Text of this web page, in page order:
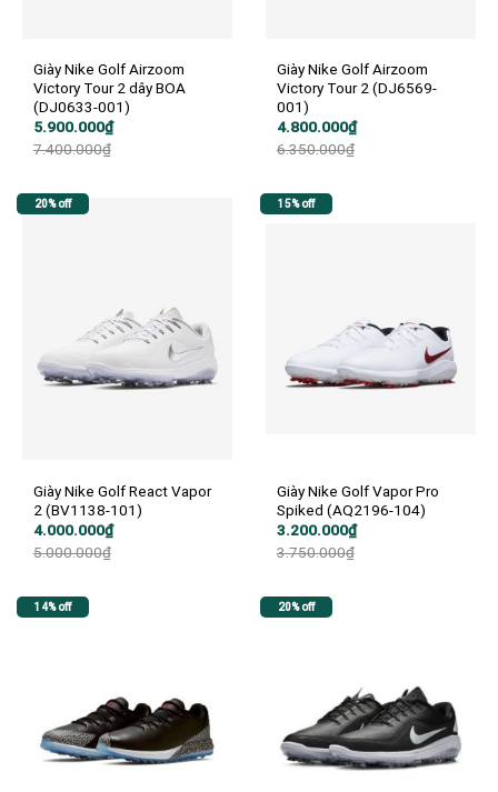
Giày Nike Golf Airzoom
Victory Tour 2 dây BOA
(DJ0633-001)
7.400.000₫
Giá
gốc
là:
5.900.000₫
Giá
hiện
tại
Giày Nike Golf Airzoom
Victory Tour 2 (DJ6569-
001)
6.350.000₫
Giá
gốc
là:
4.800.000₫
Giá
hiện
tại
20% off
Giày Nike Golf React Vapor
2 (BV1138-101)
5.000.000₫
Giá
là:
4.000.000₫
Giá
tại
15% off
Giày Nike Golf Vapor Pro
Spiked (AQ2196-104)
3.750.000₫
Giá
là:
3.200.000₫
Giá
tại
14% off 20% off